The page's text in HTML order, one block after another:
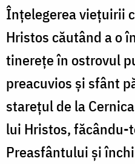
Înțelegerea viețuirii
Hristos căutând a o
tinerețe în ostrovul
preacuvios și sfânt
starețul de la
lui Hristos, făcându-
Preasfântului și